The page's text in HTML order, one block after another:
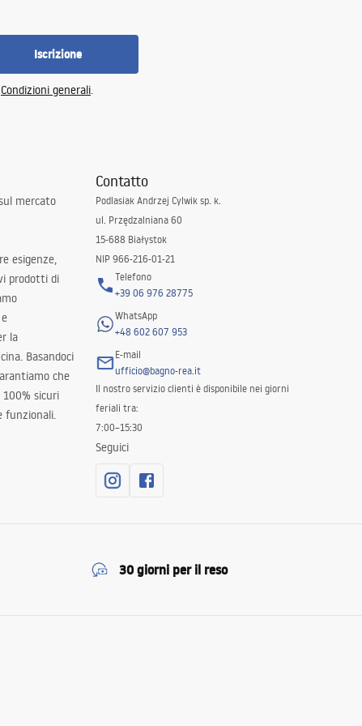
Iscrizione
Condizioni generali.
mercato
esigenze,
prodotti di
la
Basandoci
che
sicuri
funzionali.
Contatto
Podlasiak Andrzej Cylwik sp. k.
ul. Przędzalniana 60
15-688 Białystok
NIP 966-216-01-21
Telefono
+39 06 976 28775
WhatsApp
+48 602 607 953
E-mail
ufficio@bagno-rea.it
Il nostro servizio clienti è disponibile nei giorni
feriali tra:
7:00–15:30
Seguici
30 giorni per il reso